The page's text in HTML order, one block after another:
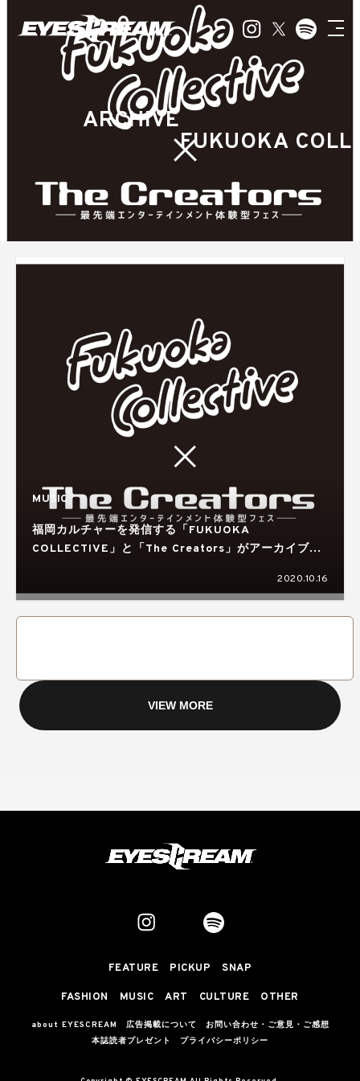
ARCHIVE
FUKUOKA
MUSIC
福岡カルチャーを発信する「FUKUOKA
COLLECTIVE」と「The Creators」がアーカイブな
2020.10.16
VIEW MORE
FEATURE PICKUP SNAP
FASHION MUSIC ART CULTURE OTHER
about EYESCREAM 広告掲載について
お問い合わせ・ご意見・ご感想
本誌読者プレゼント
プライバシーポリシー